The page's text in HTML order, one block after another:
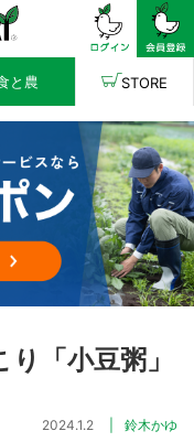
と農 STORE
「小豆粥」
2024.1.2 鈴木かゆ